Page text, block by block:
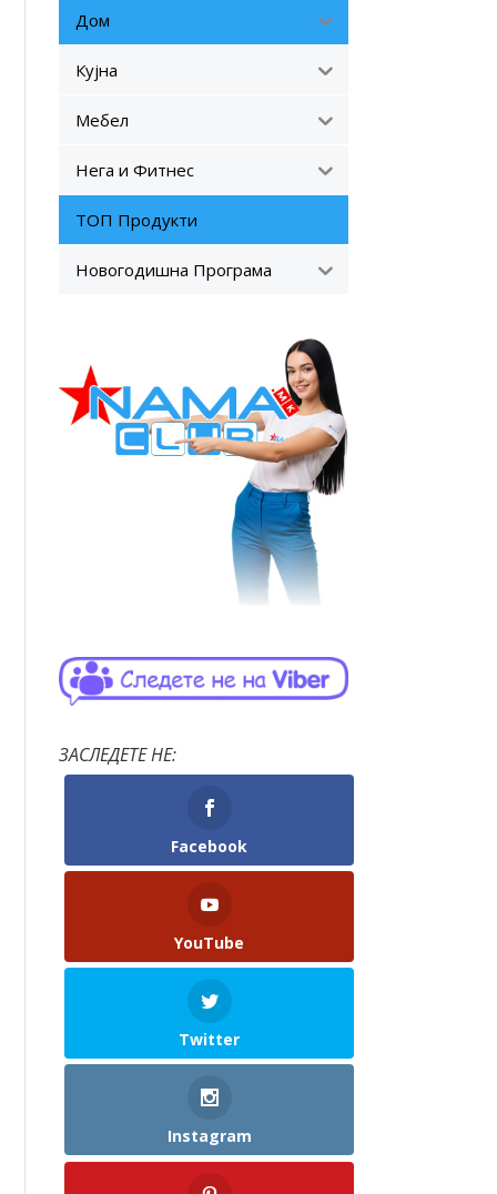
Дом
Кујна
Мебел
Нега и Фитнес
ТОП Продукти
Новогодишна Програма
ЗАСЛЕДЕТЕ НЕ:
Facebook
YouTube
Twitter
Instagram